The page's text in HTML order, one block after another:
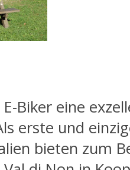
Biker eine
erste und
bieten zum